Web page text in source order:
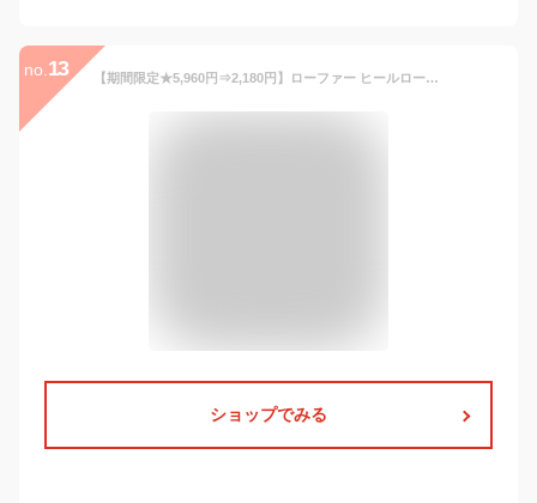
no. 13 【期間限定★5,960円⇒2,180円】ローファー ヒールローファー 快適パンプス パンプス フラットパンプス フラットシューズ バレエシューズ 柔らかい クッション ふわふわ 低反発 走れる 痛くない レディース 歩きやすい 安定感 入園式 入学式 卒業式 女性 通年
ショップでみる